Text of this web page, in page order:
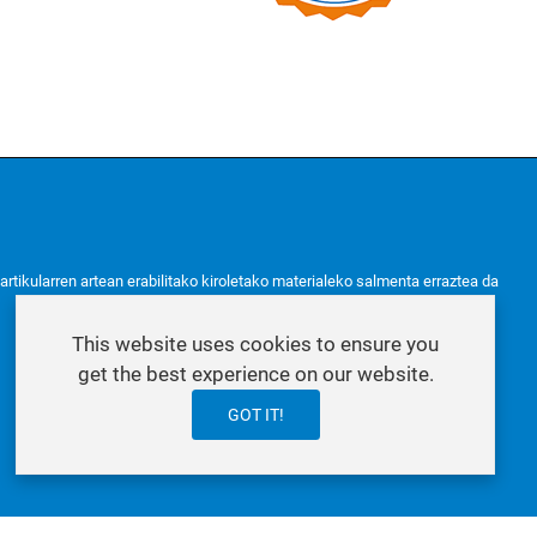
artean erabilitako kiroletako materialeko salmenta erraztea da
This website uses cookies to ensure you
get the best experience on our website.
GOT IT!